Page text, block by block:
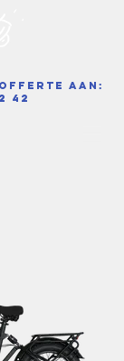
aan:
42